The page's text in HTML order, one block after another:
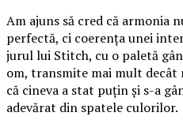
Am ajuns să cred că armonia
perfectă, ci coerența unei
jurul lui Stitch, cu o paletă
om, transmite mai mult decât
că cineva a stat puțin și s-a
adevărat din spatele culorilor.